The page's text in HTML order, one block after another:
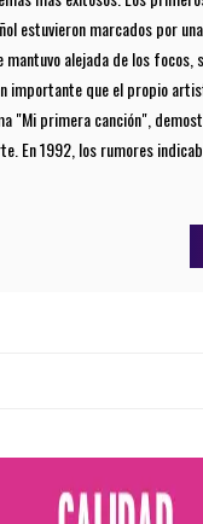
estuvieron marcados por
mantuvo alejada de los focos,
importante que el propio
"Mi primera canción",
En 1992, los rumores